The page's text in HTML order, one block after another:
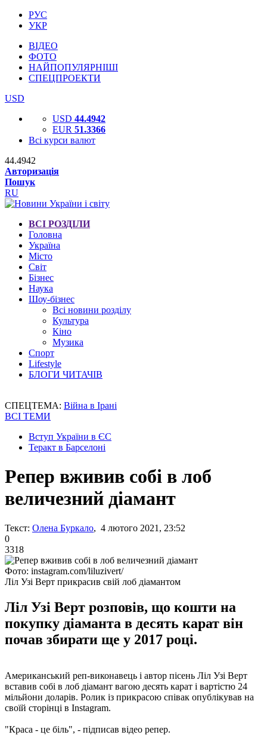
РУС
УКР
ВІДЕО
ФОТО
НАЙПОПУЛЯРНІШІ
СПЕЦПРОЕКТИ
USD
USD 44.4942
EUR 51.3366
Всі курси валют
44.4942
Авторизація
Пошук
RU
ВСІ РОЗДІЛИ
Головна
Україна
Місто
Світ
Бізнес
Наука
Шоу-бізнес
Всі новини розділу
Культура
Кіно
Музика
Спорт
Lifestyle
БЛОГИ ЧИТАЧІВ
СПЕЦТЕМА: Війна в Ірані
ВСІ ТЕМИ
Вступ України в ЄС
Теракт в Барселоні
Репер вживив собі в лоб
величезний діамант
Текст: Олена Буркало, 4 лютого 2021, 23:52
0
3318
Фото: instagram.com/liluzivert/
Ліл Узі Верт прикрасив свій лоб діамантом
Ліл Узі Верт розповів, що кошти на
покупку діаманта в десять карат він
почав збирати ще у 2017 році.
Американський реп-виконавець і автор пісень Ліл Узі Верт
вставив собі в лоб діамант вагою десять карат і вартістю 24
мільйони доларів. Ролик із прикрасою співак опублікував на
своїй сторінці в Instagram.
"Краса - це біль", - підписав відео репер.